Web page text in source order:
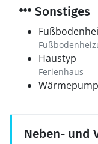
Sonstiges
Haustyp
Ferienhaus
Neben- und